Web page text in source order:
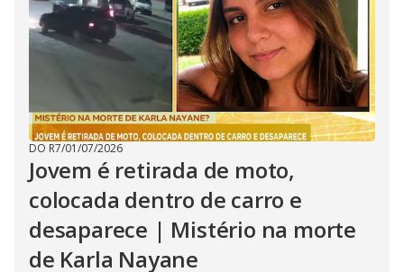
DO R7/01/07/2026
Jovem é retirada de moto,
colocada dentro de carro e
desaparece | Mistério na morte
de Karla Nayane